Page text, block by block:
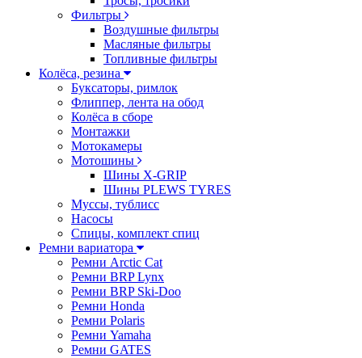
Фильтры
Воздушные фильтры
Масляные фильтры
Топливные фильтры
Колёса, резина
Буксаторы, римлок
Флиппер, лента на обод
Колёса в сборе
Монтажки
Мотокамеры
Мотошины
Шины X-GRIP
Шины PLEWS TYRES
Муссы, тублисс
Насосы
Спицы, комплект спиц
Ремни вариатора
Ремни Arctic Cat
Ремни BRP Lynx
Ремни BRP Ski-Doo
Ремни Honda
Ремни Polaris
Ремни Yamaha
Ремни GATES